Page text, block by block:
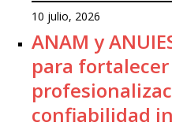
10 julio, 2026
ANAM y
para fortalecer
confiabilidad